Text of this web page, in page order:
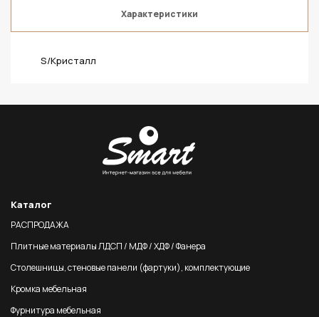
Характеристики
S/Кристалл
Каталог
РАСПРОДАЖА
Плитные материалы ЛДСП / МДФ / ХДФ / Фанера
Столешницы, стеновые панели (фартуки), комплектующие
Кромка мебельная
Фурнитура мебельная